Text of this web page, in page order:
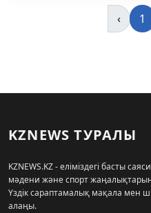
‹ 1
KZNEWS ТУРАЛЫ
KZNEWS.KZ - еліміздегі басты
мәдени және спорт
Үздік сараптамалық мақала мен
алаңы.